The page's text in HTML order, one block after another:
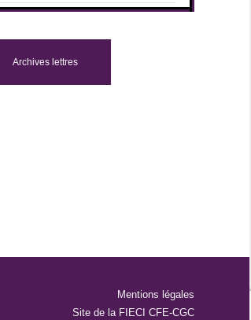
Archives lettres
Mentions légales
Site de la FIECI CFE-CGC